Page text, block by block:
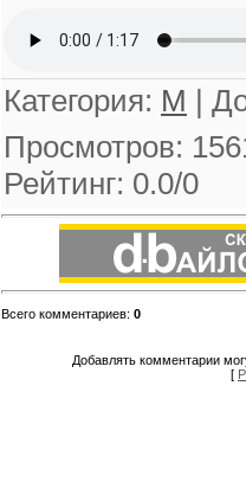
Категория: М |
Просмотров:
Рейтинг: 0.0/0
Всего комментариев: 0
Добавлять комментарии
[